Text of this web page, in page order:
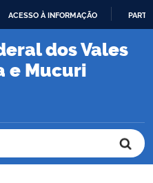
ACESSO À INFORMAÇÃO
dos Vales
e Mucuri